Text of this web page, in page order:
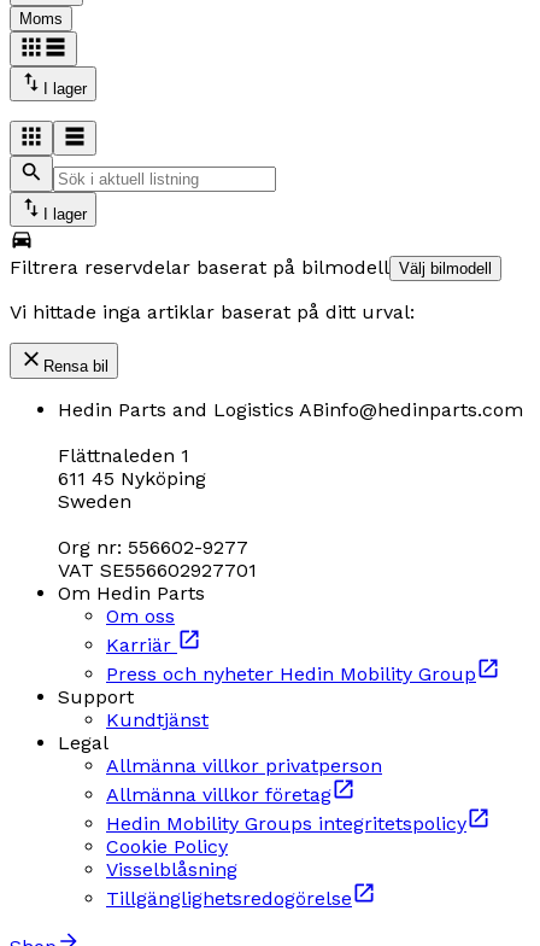
Moms
I lager
I lager
Filtrera reservdelar baserat på bilmodell Välj bilmodell
Vi hittade inga artiklar baserat på ditt urval:
Rensa bil
Hedin Parts and Logistics ABinfo@hedinparts.com
Flättnaleden 1
611 45 Nyköping
Sweden
Org nr: 556602-9277
VAT SE556602927701
Om Hedin Parts
Om oss
Karriär
Press och nyheter Hedin Mobility Group
Support
Kundtjänst
Legal
Allmänna villkor privatperson
Allmänna villkor företag
Hedin Mobility Groups integritetspolicy
Cookie Policy
Visselblåsning
Tillgänglighetsredogörelse